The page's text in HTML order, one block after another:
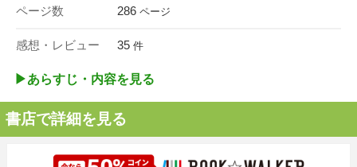
ページ数 286 ページ
感想・レビュー 35 件
▶︎あらすじ・内容を見る
書店で詳細を見る